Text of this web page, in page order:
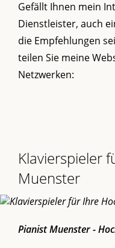
Gefällt Ihnen mein
Dienstleister, auch
die Empfehlungen
teilen Sie meine
Netzwerken:
Klavierspieler
Muenster
Pianist Muenster -